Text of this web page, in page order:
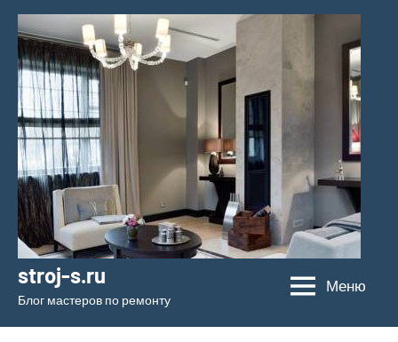
Перейти
содержимому
stroj-s.ru
Блог мастеров по ремонту
Меню